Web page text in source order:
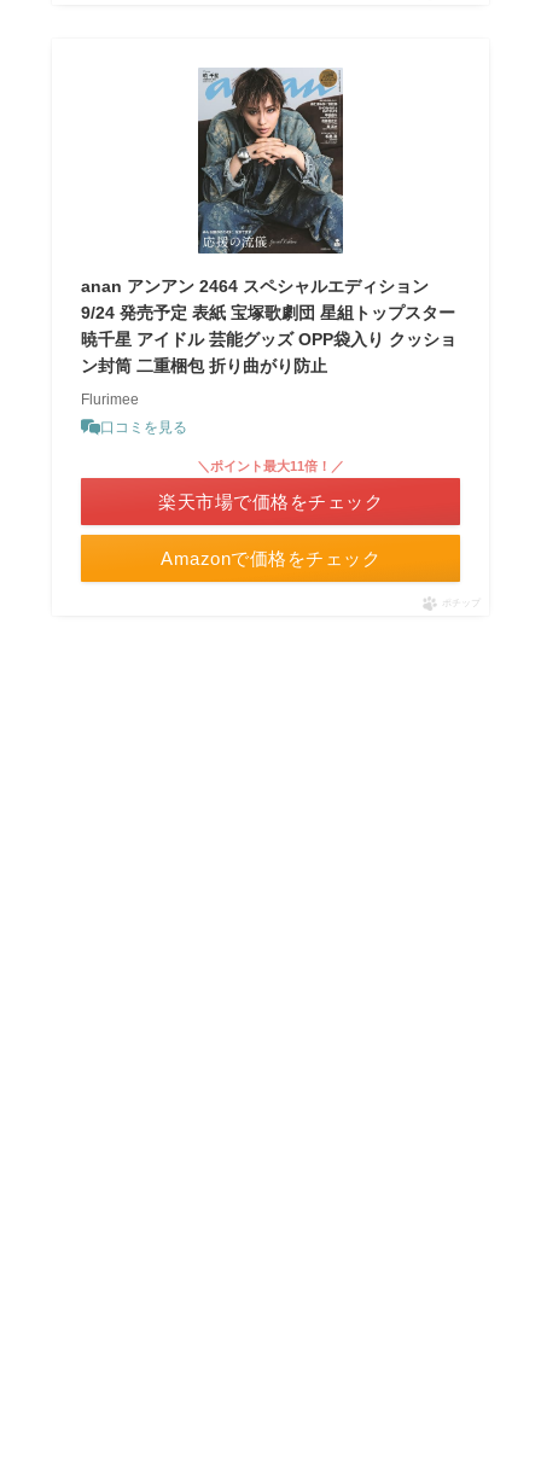
anan アンアン 2464 スペシャルエディション
9/24 発売予定 表紙 宝塚歌劇団 星組トップスター
暁千星 アイドル 芸能グッズ OPP袋入り クッショ
ン封筒 二重梱包 折り曲がり防止
Flurimee
口コミを見る
Amazonで価格をチェック
＼ポイント最大11倍！／
楽天市場で価格をチェック
ポチップ